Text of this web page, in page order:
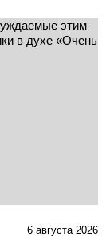
6 августа 2026